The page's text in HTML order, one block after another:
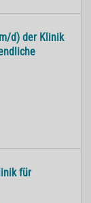
d) der Klinik
für